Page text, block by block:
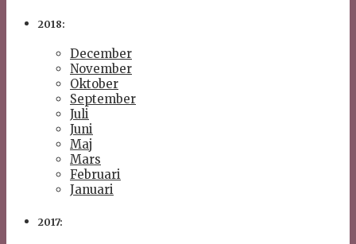
2018:
December
November
Oktober
September
Juli
Juni
Maj
Mars
Februari
Januari
2017: